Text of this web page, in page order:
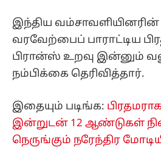
இந்திய
வரவேற்பைப் பாராட்டிய
பிரான்ஸ் உறவு இன்னும்
நம்பிக்கை தெரிவித்தார்.
இதையும் படிங்க:
இன்றுடன் 12 ஆண்டுகள்
நெருங்கும் நரேந்திர